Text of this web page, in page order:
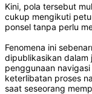
Kini, pola tersebut
cukup mengikuti
ponsel tanpa perlu
Fenomena ini
dipublikasikan dalam
penggunaan
keterlibatan proses
saat seseorang